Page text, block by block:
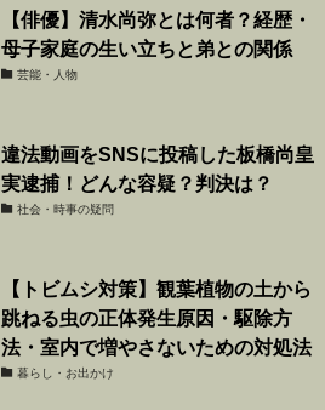
【俳優】清水尚弥とは何者？経歴・
母子家庭の生い立ちと弟との関係
芸能・人物
違法動画をSNSに投稿した板橋尚皇
実逮捕！どんな容疑？判決は？
社会・時事の疑問
【トビムシ対策】観葉植物の土から
跳ねる虫の正体発生原因・駆除方
法・室内で増やさないための対処法
暮らし・お出かけ